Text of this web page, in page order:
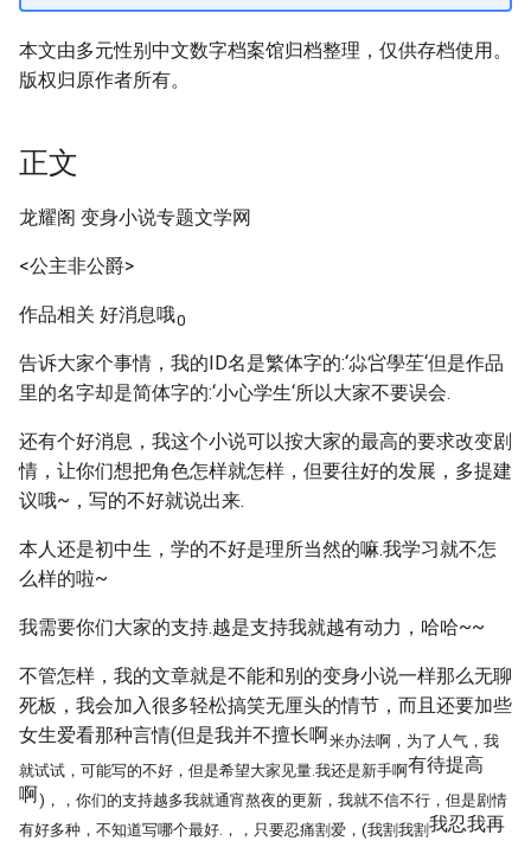
本文由多元性别中文数字档案馆归档整理，仅供存档使用。
版权归原作者所有。
正文
龙耀阁 变身小说专题文学网
<公主非公爵>
作品相关 好消息哦0
告诉大家个事情，我的ID名是繁体字的:‘尛吢學苼‘但是作品
里的名字却是简体字的:‘小心学生‘所以大家不要误会.
还有个好消息，我这个小说可以按大家的最高的要求改变剧
情，让你们想把角色怎样就怎样，但要往好的发展，多提建
议哦~，写的不好就说出来.
本人还是初中生，学的不好是理所当然的嘛.我学习就不怎
么样的啦~
我需要你们大家的支持.越是支持我就越有动力，哈哈~~
不管怎样，我的文章就是不能和别的变身小说一样那么无聊
死板，我会加入很多轻松搞笑无厘头的情节，而且还要加些
女生爱看那种言情(但是我并不擅长啊米办法啊，为了人气，我
就试试，可能写的不好，但是希望大家见量.我还是新手啊有待提高
啊)，，你们的支持越多我就通宵熬夜的更新，我就不信不行，但是剧情
有好多种，不知道写哪个最好.，，只要忍痛割爱，(我割我割我忍我再